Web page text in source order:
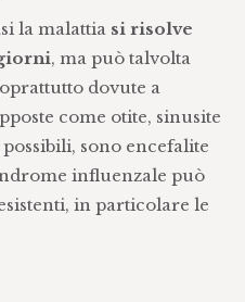
la malattia si risolve
, ma può talvolta
dovute a
come otite, sinusite
sono encefalite
influenzale può
in particolare le